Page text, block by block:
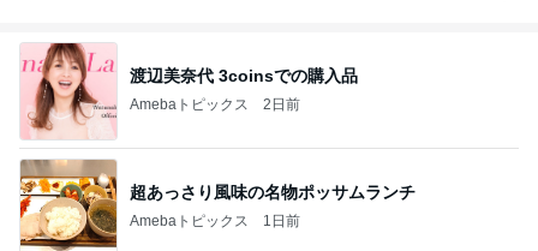
渡辺美奈代 3coinsでの購入品
Amebaトピックス 2日前
超あっさり風味の名物ポッサムランチ
Amebaトピックス 1日前